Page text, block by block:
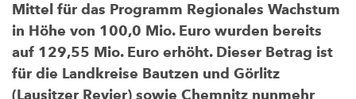
Mittel für das Programm Regionales Wachstum
in Höhe von 100,0 Mio. Euro wurden bereits
auf 129,55 Mio. Euro erhöht. Dieser Betrag ist
für die Landkreise Bautzen und Görlitz
(Lausitzer Revier) sowie Chemnitz nunmehr